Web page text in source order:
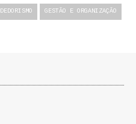
GESTÃO E ORGANIZAÇÃO